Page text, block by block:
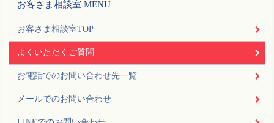
お客さま相談室 MENU
お客さま相談室TOP
よくいただくご質問
お電話でのお問い合わせ先一覧
メールでのお問い合わせ